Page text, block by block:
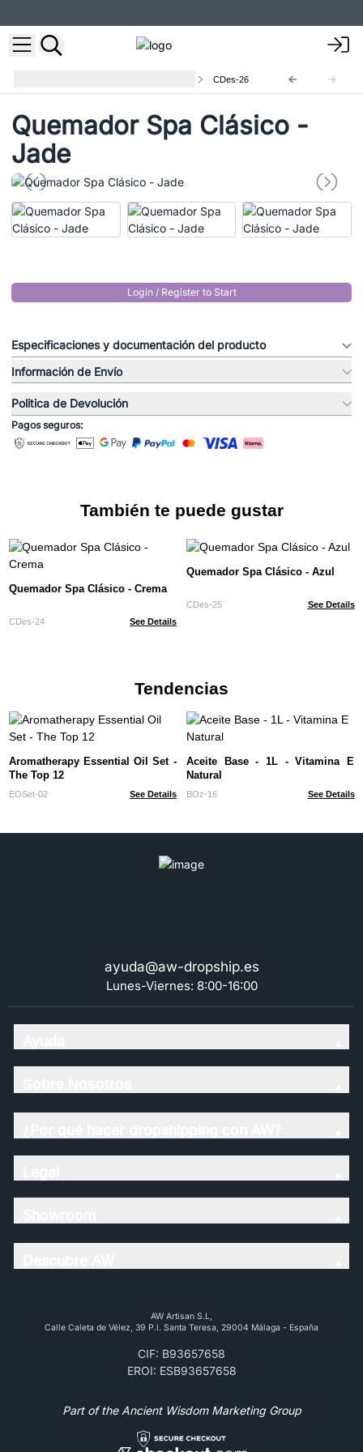
CDes-26
Quemador Spa Clásico -
Jade
Login / Register to Start
Especificaciones y documentación del producto
Información de Envío
Politica de Devolución
Pagos seguros:
También te puede gustar
Quemador Spa Clásico - Crema
CDes-24 See Details
Quemador Spa Clásico - Azul
CDes-25 See Details
Tendencias
Aromatherapy Essential Oil Set -
The Top 12
EOSet-02 See Details
Aceite Base - 1L - Vitamina E
Natural
BOz-16 See Details
ayuda@aw-dropship.es
Lunes-Viernes: 8:00-16:00
AW Artisan S.L,
Calle Caleta de Vélez, 39 P.l. Santa Teresa, 29004 Málaga - España
CIF: B93657658
EROI: ESB93657658
Part of the Ancient Wisdom Marketing Group